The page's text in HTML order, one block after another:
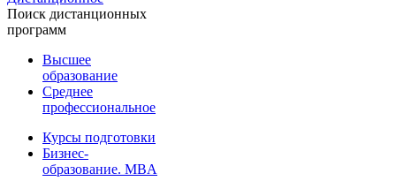
Поиск дистанционных
программ
Высшее
образование
Среднее
профессиональное
Курсы подготовки
Бизнес-
образование. MBA